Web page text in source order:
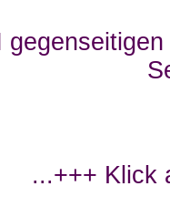
...+++ Klick